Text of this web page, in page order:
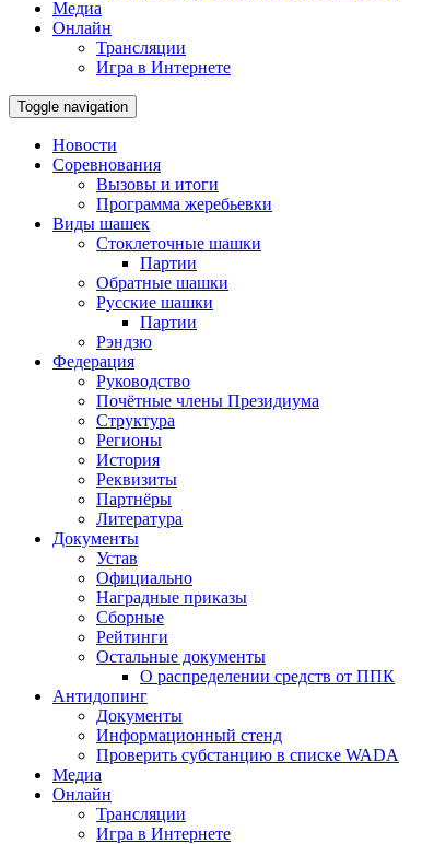
Медиа
Онлайн
Трансляции
Игра в Интернете
Toggle navigation
Новости
Соревнования
Вызовы и итоги
Программа жеребьевки
Виды шашек
Стоклеточные шашки
Партии
Обратные шашки
Русские шашки
Партии
Рэндзю
Федерация
Руководство
Почётные члены Президиума
Структура
Регионы
История
Реквизиты
Партнёры
Литература
Документы
Устав
Официально
Наградные приказы
Сборные
Рейтинги
Остальные документы
О распределении средств от ППК
Антидопинг
Документы
Информационный стенд
Проверить субстанцию в списке WADA
Медиа
Онлайн
Трансляции
Игра в Интернете